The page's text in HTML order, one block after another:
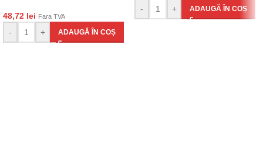
48,72 lei Fara TVA
- + ADAUGĂ ÎN COȘ
- + ADAUGĂ ÎN COȘ